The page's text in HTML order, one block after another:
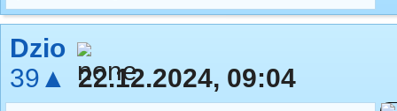
Dzio
39▲
22.12.2024, 09:04